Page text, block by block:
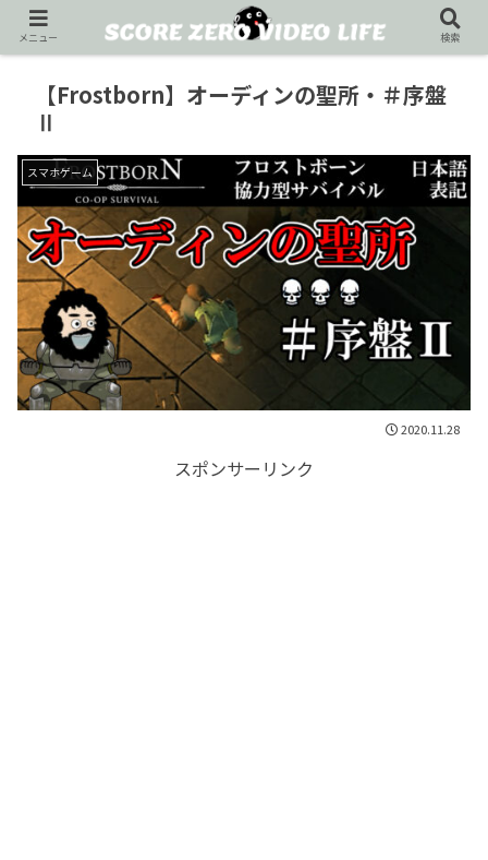
【Frostborn】オーディンの聖所・＃序盤
Ⅱ
スマホゲーム
2020.11.28
スポンサーリンク
メニュー 検索